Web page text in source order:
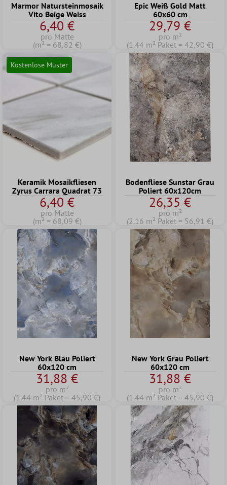
Marmor Natursteinmosaik
Vito Beige Weiss
6,40 €
pro Matte
(m² = 68,82 €)
Epic Weiß Gold Matt
60x60 cm
29,79 €
pro m²
(1.44 m² Paket = 42,90 €)
Kostenlose Muster
Keramik Mosaikfliesen
Zyrus Carrara Quadrat 73
6,40 €
pro Matte
(m² = 68,09 €)
Bodenfliese Sunstar Grau
Poliert 60x120cm
26,35 €
pro m²
(2.16 m² Paket = 56,91 €)
New York Blau Poliert
60x120 cm
31,88 €
pro m²
(1.44 m² Paket = 45,90 €)
New York Grau Poliert
60x120 cm
31,88 €
pro m²
(1.44 m² Paket = 45,90 €)
Tipp